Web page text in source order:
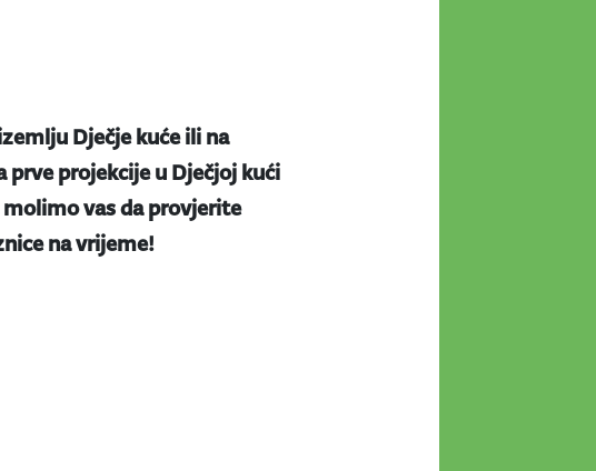
Dječje kuće ili na
projekcije u Dječjoj kući
vas da provjerite
na vrijeme!